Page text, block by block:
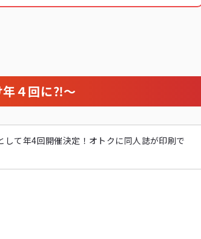
４回に⁈〜
て年4回開催決定！オトクに同人誌が印刷で